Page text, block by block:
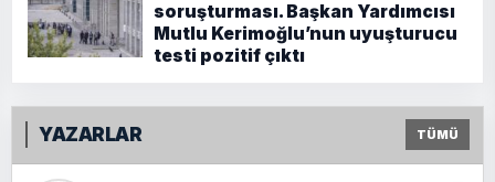
soruşturması. Başkan Yardımcısı
Mutlu Kerimoğlu’nun uyuşturucu
testi pozitif çıktı
YAZARLAR TÜMÜ